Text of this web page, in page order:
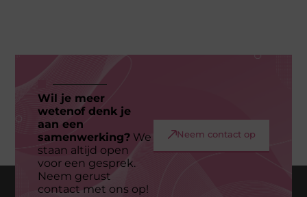
Wil je meer
wetenof denk je
aan een
samenwerking?We
staan altijd open
voor een gesprek.
Neem gerust
contact met ons op!
Neem contact op